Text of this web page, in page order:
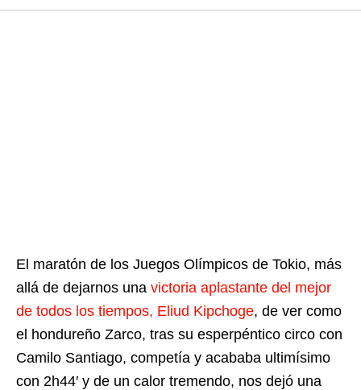
El maratón de los Juegos Olímpicos de Tokio, más
allá de dejarnos una victoria aplastante del mejor
de todos los tiempos, Eliud Kipchoge, de ver como
el hondureño Zarco, tras su esperpéntico circo con
Camilo Santiago, competía y acababa ultimísimo
con 2h44′ y de un calor tremendo, nos dejó una